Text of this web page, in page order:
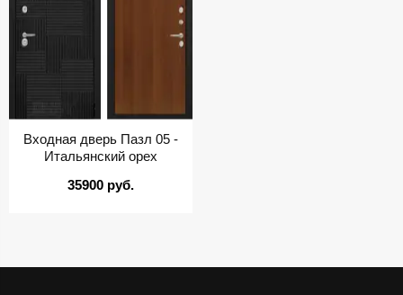
Входная дверь Пазл 05 -
Итальянский орех
35900 руб.